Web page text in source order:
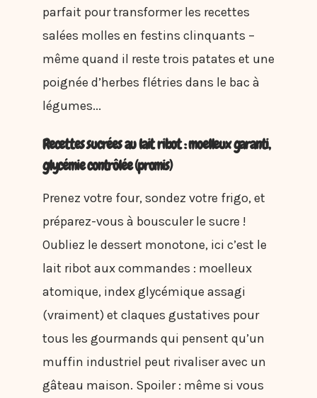
parfait pour transformer les recettes
salées molles en festins clinquants –
même quand il reste trois patates et une
poignée d’herbes flétries dans le bac à
légumes...
Recettes sucrées au lait ribot : moelleux garanti,
glycémie contrôlée (promis)
Prenez votre four, sondez votre frigo, et
préparez-vous à bousculer le sucre !
Oubliez le dessert monotone, ici c’est le
lait ribot aux commandes : moelleux
atomique, index glycémique assagi
(vraiment) et claques gustatives pour
tous les gourmands qui pensent qu’un
muffin industriel peut rivaliser avec un
gâteau maison. Spoiler : même si vous